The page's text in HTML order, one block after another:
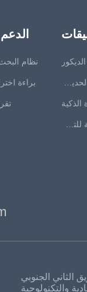
الديكور
الذكية
نظام
براءة
الثاني الجنوبي
والتكنولوجية